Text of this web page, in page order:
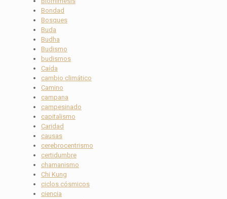
Bondad
Bosques
Buda
Budha
Budismo
budismos
Caída
cambio climático
Camino
campana
campesinado
capitalismo
Caridad
causas
cerebrocentrismo
certidumbre
chamanismo
Chi Kung
ciclos cósmicos
ciencia